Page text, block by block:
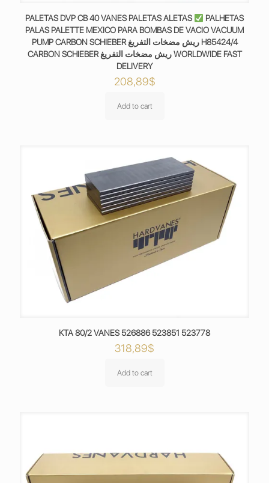
PALETAS DVP CB 40 VANES PALETAS ALETAS
PALHETAS
PALAS PALETTE MEXICO PARA BOMBAS DE VACIO VACUUM
PUMP CARBON SCHIEBER ريش مضخات التفريغ H85424/4
CARBON SCHIEBER ريش مضخات التفريغ WORLDWIDE FAST
DELIVERY
208,89$
Add to cart
KTA 80/2 VANES 526886 523851 523778
318,89$
Add to cart